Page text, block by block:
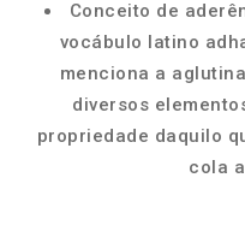
Conceito de
vocábulo latino
menciona a
diversos
propriedade daquilo
cola